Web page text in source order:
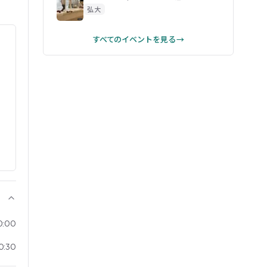
弘大
すべてのイベントを見る →